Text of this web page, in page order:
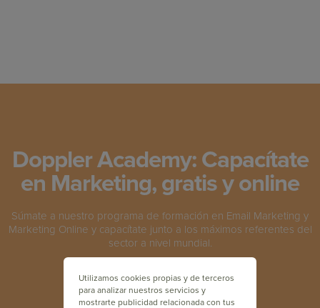
Doppler Academy: Capacítate
en Marketing, gratis y online
Súmate a nuestro programa de formación en Email Marketing y
Marketing Online y capacítate junto a los máximos referentes del
sector a nivel mundial.
INSCRÍBETE GRATIS
Utilizamos cookies propias y de terceros
para analizar nuestros servicios y
mostrarte publicidad relacionada con tus